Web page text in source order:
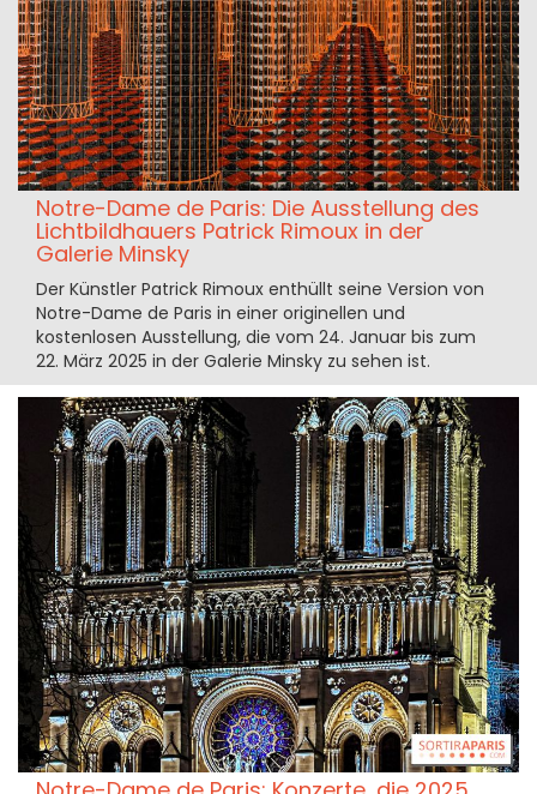
Notre-Dame de Paris: Die Ausstellung des
Lichtbildhauers Patrick Rimoux in der
Galerie Minsky
Der Künstler Patrick Rimoux enthüllt seine Version von
Notre-Dame de Paris in einer originellen und
kostenlosen Ausstellung, die vom 24. Januar bis zum
22. März 2025 in der Galerie Minsky zu sehen ist.